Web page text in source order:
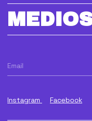
Instagram Facebook